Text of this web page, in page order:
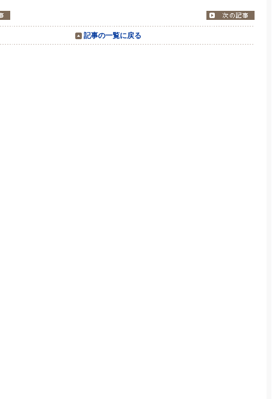
記事の一覧に戻る